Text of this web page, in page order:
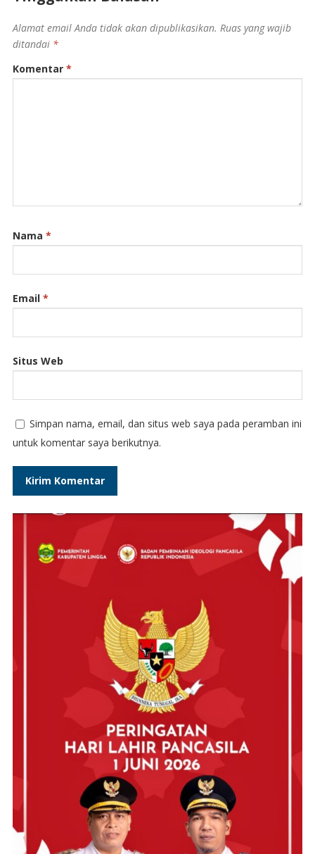
Alamat email Anda tidak akan dipublikasikan. Ruas yang wajib
ditandai *
Komentar *
Nama *
Email *
Situs Web
Simpan nama, email, dan situs web saya pada peramban ini
untuk komentar saya berikutnya.